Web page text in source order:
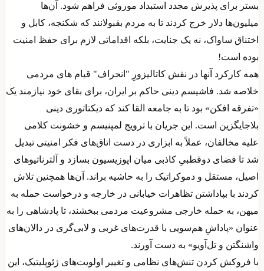
بستر برای پذیرش مجدد استبداد موروثی فراهم شود. آن‌ها
میلیون‌ها دلار خرج کردند تا به مردم بقبولانند که شکنجه، کابل و
اختناق ساواک، نه یک جنایت، بلکه اقداماتی لازم برای حفظ امنیت
بوده است!
همه کارکرد آنها در نقش کاتالیزورِ "انحراف" قیام های مردمی
خلاصه شد. فاشیسم دینی حاکم بر ایران، برای بقای خود نیازمند یک
«تفرقه ‌افکن» بود تا به جامعه القا کند که دیکتاتوری دینی
بلاجایگزین است. این جریان با ترویج لمپنیسم و خشونت کلامی
علیه مخالفان، عملاً به ابزاری در دست اتاق‌های فکر امنیتی تبدیل
شد تا فضای دوقطبیِ کاذبی میان اپوزیسیون بسازد و آلترناتیوهای
اصیل، مستقل و دموکراتیک را به حاشیه براند. آن‌ها همچنین تلاش
کردند با بپاداشتن تظاهرات خیابانی در خارجه و درخواست حمله به
میهن، به حمله خارجی مشروعیت مردمی ببخشند، تا پادشاهی را به
عنوان «پاداشِ هم‌سویی با قدرت‌های غربی و لابی‌گری در دالان‌های
واشنگتن و تل‌آویو» به دست آورند.
با فروکش کردن تنش‌های نظامی و تغییر اولویت‌های ژئوپلیتیک، این